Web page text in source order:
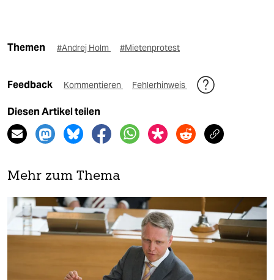
Themen #Andrej Holm #Mietenprotest
Feedback Kommentieren Fehlerhinweis
Diesen Artikel teilen
Mehr zum Thema